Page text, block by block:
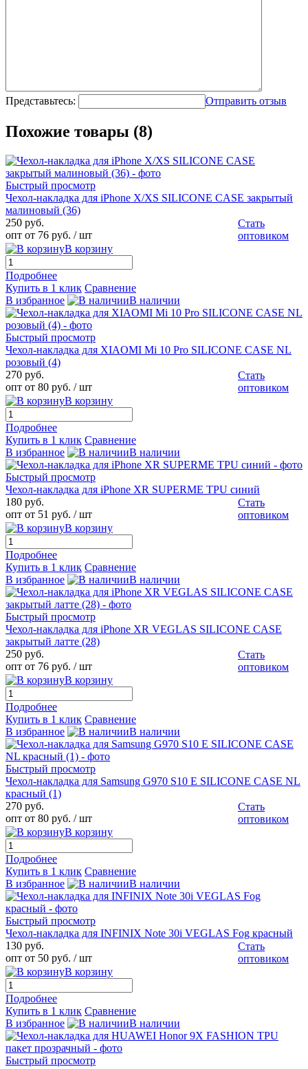
Представьтесь: Отправить отзыв
Похожие товары (8)
Быстрый просмотр
Чехол-накладка для iPhone X/XS SILICONE CASE закрытый
малиновый (36)
250 руб.
опт от 76 руб. / шт
Стать
оптовиком
В корзину
Подробнее
Купить в 1 клик Сравнение
В избранное
В наличии
Быстрый просмотр
Чехол-накладка для XIAOMI Mi 10 Pro SILICONE CASE NL
розовый (4)
270 руб.
опт от 80 руб. / шт
Стать
оптовиком
В корзину
Подробнее
Купить в 1 клик Сравнение
В избранное
В наличии
Быстрый просмотр
Чехол-накладка для iPhone XR SUPERME TPU синий
180 руб.
опт от 51 руб. / шт
Стать
оптовиком
В корзину
Подробнее
Купить в 1 клик Сравнение
В избранное
В наличии
Быстрый просмотр
Чехол-накладка для iPhone XR VEGLAS SILICONE CASE
закрытый латте (28)
250 руб.
опт от 76 руб. / шт
Стать
оптовиком
В корзину
Подробнее
Купить в 1 клик Сравнение
В избранное
В наличии
Быстрый просмотр
Чехол-накладка для Samsung G970 S10 E SILICONE CASE NL
красный (1)
270 руб.
опт от 80 руб. / шт
Стать
оптовиком
В корзину
Подробнее
Купить в 1 клик Сравнение
В избранное
В наличии
Быстрый просмотр
Чехол-накладка для INFINIX Note 30i VEGLAS Fog красный
130 руб.
опт от 50 руб. / шт
Стать
оптовиком
В корзину
Подробнее
Купить в 1 клик Сравнение
В избранное
В наличии
Быстрый просмотр